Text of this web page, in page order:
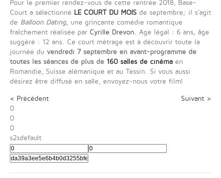
Pour le premier rendez-vous de cette rentrée 2018, Base-
Court a sélectionné LE COURT DU MOIS de septembre; il s'agit
de Balloon Dating, une grinçante comédie romantique
fraîchement réalisée par Cyrille Drevon. Age légal : 6 ans, âge
suggéré : 12 ans. Ce court métrage est à découvrir toute la
journée du vendredi 7 septembre en avant-programme de
toutes les séances de plus de 160 salles de cinémaen
Romandie, Suisse alémanique et au Tessin. Si vous aussi
désirez être diffusé en salle, envoyez-nous votre film!
< Précédent
Suivant >
0
0
0
s2sdefault